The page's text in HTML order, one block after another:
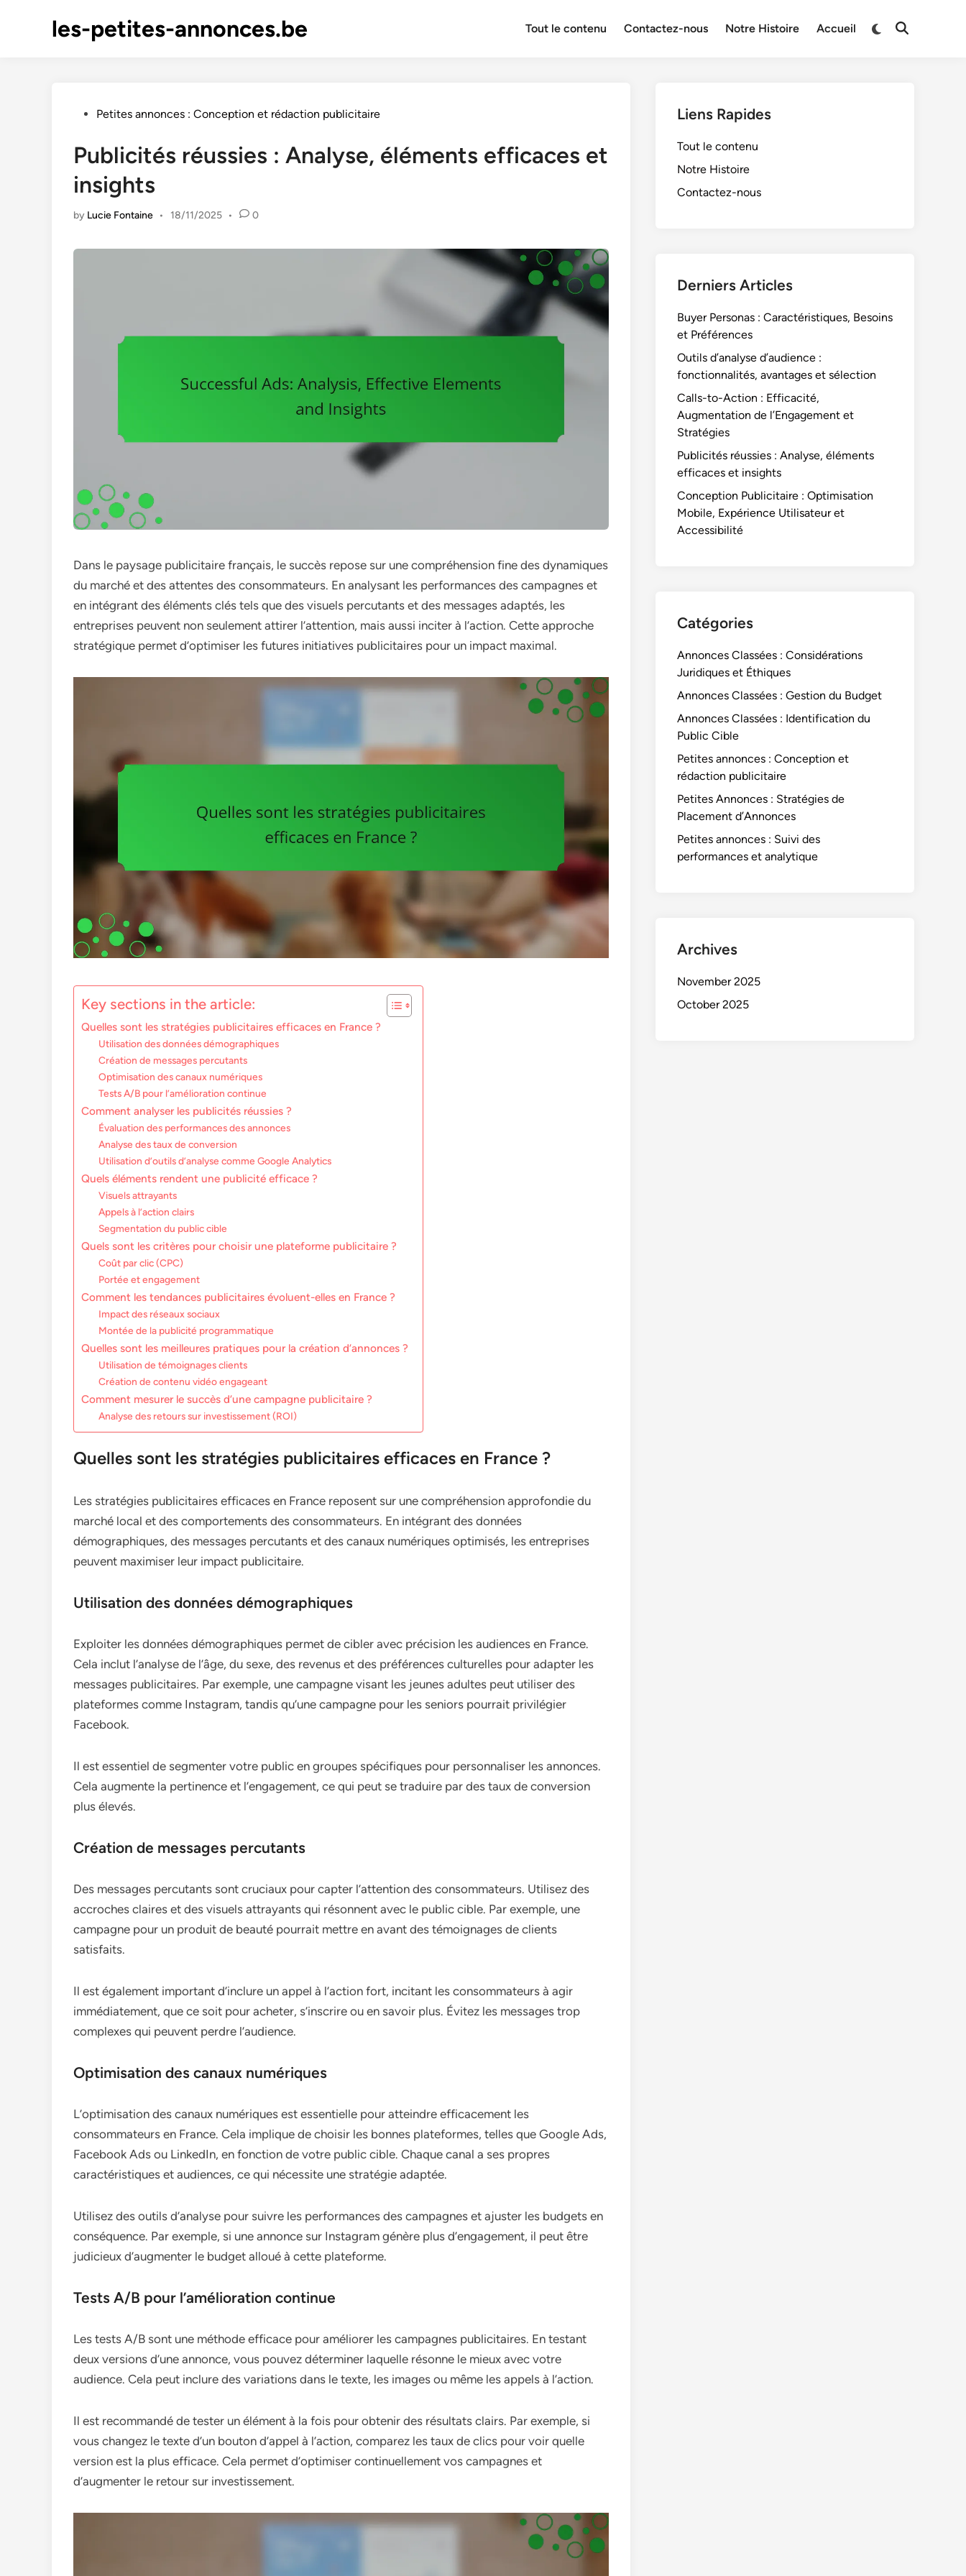
les-petites-annonces.be Tout le contenu Contactez-nous Notre Histoire Accueil
Switch
Open
PostedPetites annonces : Conception et rédaction publicitaire
Publicités réussies : Analyse, éléments efficaces et
insights
by Lucie Fontaine • 18/11/2025 • 0
Dans le paysage publicitaire français, le succès repose sur une compréhension fine des dynamiques
du marché et des attentes des consommateurs. En analysant les performances des campagnes et
en intégrant des éléments clés tels que des visuels percutants et des messages adaptés, les
entreprises peuvent non seulement attirer l’attention, mais aussi inciter à l’action. Cette approche
stratégique permet d’optimiser les futures initiatives publicitaires pour un impact maximal.
Key sections in the article:
Quelles sont les stratégies publicitaires efficaces en France ?
Utilisation des données démographiques
Création de messages percutants
Optimisation des canaux numériques
Tests A/B pour l’amélioration continue
Comment analyser les publicités réussies ?
Évaluation des performances des annonces
Analyse des taux de conversion
Utilisation d’outils d’analyse comme Google Analytics
Quels éléments rendent une publicité efficace ?
Visuels attrayants
Appels à l’action clairs
Segmentation du public cible
Quels sont les critères pour choisir une plateforme publicitaire ?
Coût par clic (CPC)
Portée et engagement
Comment les tendances publicitaires évoluent-elles en France ?
Impact des réseaux sociaux
Montée de la publicité programmatique
Quelles sont les meilleures pratiques pour la création d’annonces ?
Utilisation de témoignages clients
Création de contenu vidéo engageant
Comment mesurer le succès d’une campagne publicitaire ?
Analyse des retours sur investissement (ROI)
Quelles sont les stratégies publicitaires efficaces en France ?
Les stratégies publicitaires efficaces en France reposent sur une compréhension approfondie du
marché local et des comportements des consommateurs. En intégrant des données
démographiques, des messages percutants et des canaux numériques optimisés, les entreprises
peuvent maximiser leur impact publicitaire.
Utilisation des données démographiques
Exploiter les données démographiques permet de cibler avec précision les audiences en France.
Cela inclut l’analyse de l’âge, du sexe, des revenus et des préférences culturelles pour adapter les
messages publicitaires. Par exemple, une campagne visant les jeunes adultes peut utiliser des
plateformes comme Instagram, tandis qu’une campagne pour les seniors pourrait privilégier
Facebook.
Il est essentiel de segmenter votre public en groupes spécifiques pour personnaliser les annonces.
Cela augmente la pertinence et l’engagement, ce qui peut se traduire par des taux de conversion
plus élevés.
Création de messages percutants
Des messages percutants sont cruciaux pour capter l’attention des consommateurs. Utilisez des
accroches claires et des visuels attrayants qui résonnent avec le public cible. Par exemple, une
campagne pour un produit de beauté pourrait mettre en avant des témoignages de clients
satisfaits.
Il est également important d’inclure un appel à l’action fort, incitant les consommateurs à agir
immédiatement, que ce soit pour acheter, s’inscrire ou en savoir plus. Évitez les messages trop
complexes qui peuvent perdre l’audience.
Optimisation des canaux numériques
L’optimisation des canaux numériques est essentielle pour atteindre efficacement les
consommateurs en France. Cela implique de choisir les bonnes plateformes, telles que Google Ads,
Facebook Ads ou LinkedIn, en fonction de votre public cible. Chaque canal a ses propres
caractéristiques et audiences, ce qui nécessite une stratégie adaptée.
Utilisez des outils d’analyse pour suivre les performances des campagnes et ajuster les budgets en
conséquence. Par exemple, si une annonce sur Instagram génère plus d’engagement, il peut être
judicieux d’augmenter le budget alloué à cette plateforme.
Tests A/B pour l’amélioration continue
Les tests A/B sont une méthode efficace pour améliorer les campagnes publicitaires. En testant
deux versions d’une annonce, vous pouvez déterminer laquelle résonne le mieux avec votre
audience. Cela peut inclure des variations dans le texte, les images ou même les appels à l’action.
Il est recommandé de tester un élément à la fois pour obtenir des résultats clairs. Par exemple, si
vous changez le texte d’un bouton d’appel à l’action, comparez les taux de clics pour voir quelle
version est la plus efficace. Cela permet d’optimiser continuellement vos campagnes et
d’augmenter le retour sur investissement.
Liens Rapides
Tout le contenu
Notre Histoire
Contactez-nous
Derniers Articles
Buyer Personas : Caractéristiques, Besoins
et Préférences
Outils d’analyse d’audience :
fonctionnalités, avantages et sélection
Calls-to-Action : Efficacité,
Augmentation de l’Engagement et
Stratégies
Publicités réussies : Analyse, éléments
efficaces et insights
Conception Publicitaire : Optimisation
Mobile, Expérience Utilisateur et
Accessibilité
Catégories
Annonces Classées : Considérations
Juridiques et Éthiques
Annonces Classées : Gestion du Budget
Annonces Classées : Identification du
Public Cible
Petites annonces : Conception et
rédaction publicitaire
Petites Annonces : Stratégies de
Placement d’Annonces
Petites annonces : Suivi des
performances et analytique
Archives
November 2025
October 2025